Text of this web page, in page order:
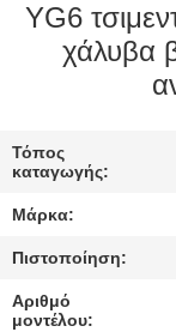
ΜΑΣ
ΕΠΑΦΉ
ΜΕ
ΕΙΔΉΣΕΙΣ
YG6
χάλυβα
Τόπος
καταγωγής:
Μάρκα:
Πιστοποίηση:
Αριθμό
μοντέλου: